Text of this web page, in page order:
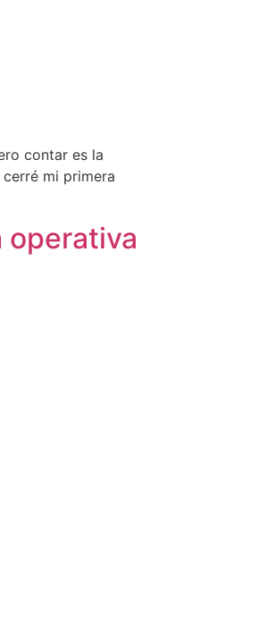
contar es la
mi primera
operativa